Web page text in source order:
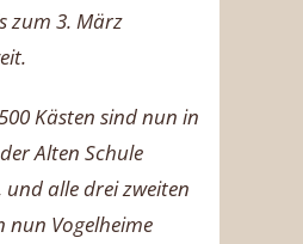
zum 3. März
Kästen sind nun in
Alten Schule
alle drei zweiten
nun Vogelheime